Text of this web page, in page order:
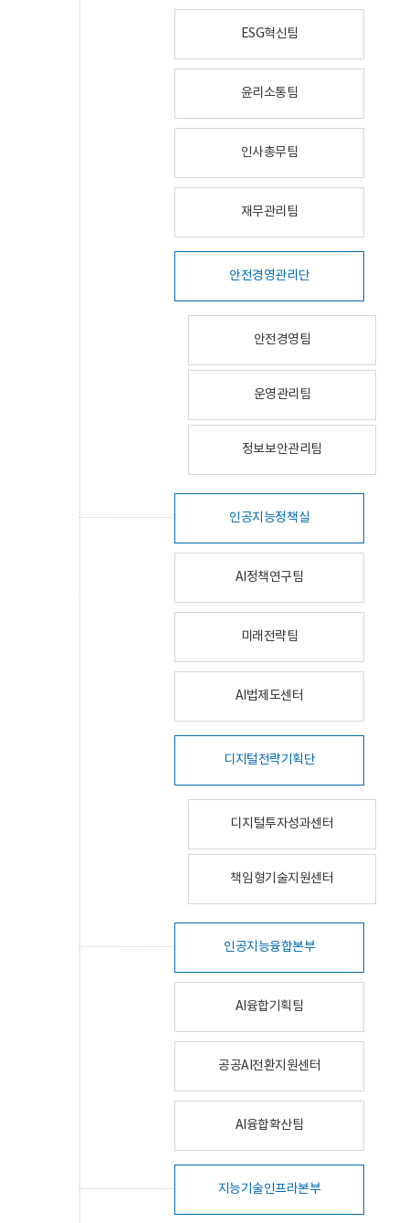
ESG혁신팀
윤리소통팀
인사총무팀
재무관리팀
안전경영관리단
안전경영팀
운영관리팀
정보보안관리팀
인공지능정책실
AI정책연구팀
미래전략팀
AI법제도센터
디지털전략기획단
디지털투자성과센터
책임형기술지원센터
인공지능융합본부
AI융합기획팀
공공AI전환지원센터
AI융합확산팀
지능기술인프라본부